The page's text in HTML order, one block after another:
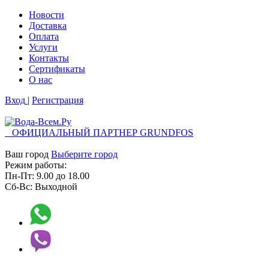
Новости
Доставка
Оплата
Услуги
Контакты
Cертификаты
О нас
Вход | Регистрация
ОФИЦИАЛЬНЫЙ ПАРТНЕР GRUNDFOS
Ваш город Выберите город
Режим работы:
Пн-Пт: 9.00 до 18.00
Сб-Вс: Выходной